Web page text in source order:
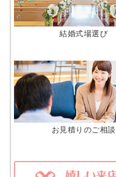
結婚式場選び
お見積りのご相談